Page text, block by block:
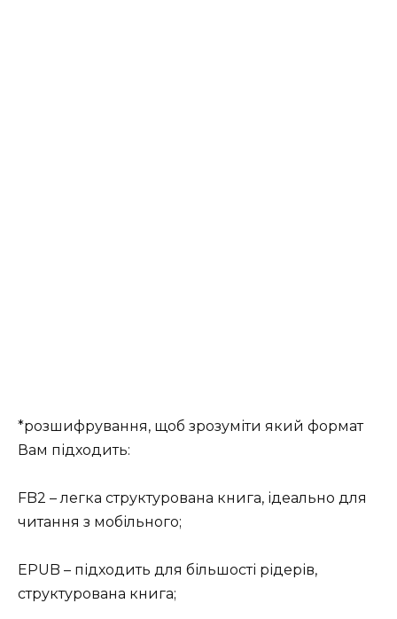
*розшифрування, щоб зрозуміти який формат
Вам підходить:
FB2 – легка структурована книга, ідеально для
читання з мобільного;
EPUB – підходить для більшості рідерів,
структурована книга;